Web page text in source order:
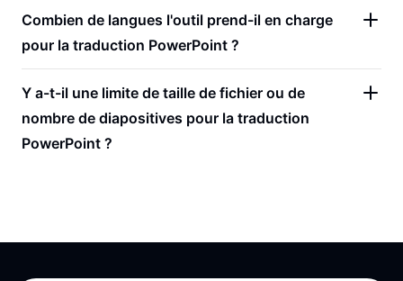
Combien de langues l'outil prend-il en charge
pour la traduction PowerPoint ?
Y a-t-il une limite de taille de fichier ou de
nombre de diapositives pour la traduction
PowerPoint ?